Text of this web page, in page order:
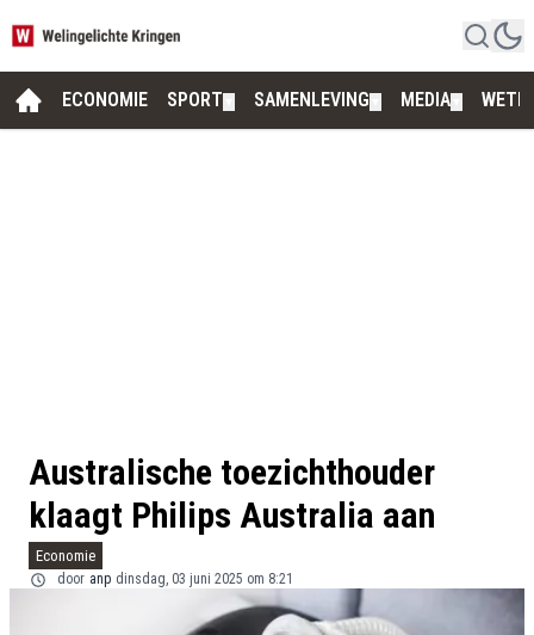
ECONOMIE SPORT SAMENLEVING MEDIA
Australische toezichthouder
klaagt Philips Australia aan
Economie
door anp dinsdag, 03 juni 2025 om 8:21